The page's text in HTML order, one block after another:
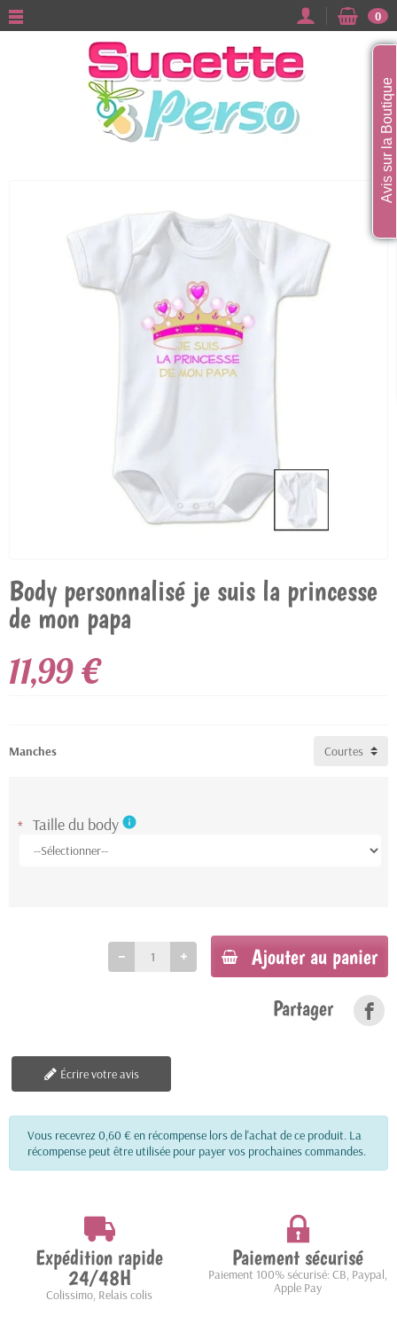
0
Body personnalisé je suis la princesse
de mon papa
11,99 €
Manches
* Taille du body info
Ajouter au panier
Partager
Écrire votre avis
Vous recevrez 0,60 € en récompense lors de l'achat de ce produit. La
récompense peut être utilisée pour payer vos prochaines commandes.
Expédition rapide
24/48H
Colissimo, Relais colis
Paiement sécurisé
Paiement 100% sécurisé: CB, Paypal,
Apple Pay
Avis sur la Boutique